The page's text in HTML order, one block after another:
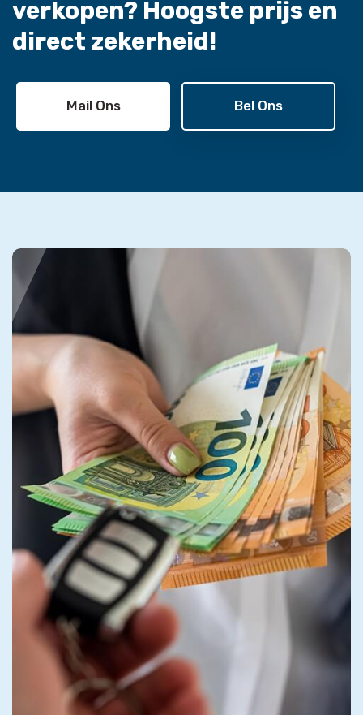
verkopen? Hoogste prijs en
direct zekerheid!
Mail Ons Bel Ons